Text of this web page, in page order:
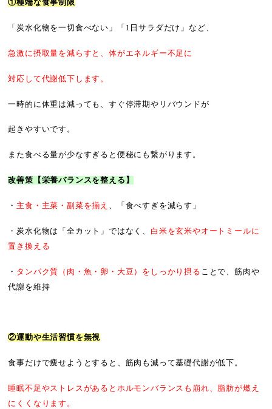
①極端な食事制限
「炭水化物を一切食べない」「1日サラダだけ」など、
急激に摂取量を減らすと、体がエネルギー不足に
対応して代謝低下します。
一時的に体重は減っても、すぐ停滞期やリバウンドが
起きやすいです。
また食べる量が少なすぎると便秘にも繋がります。
改善策 【栄養バランスを整える】
・ 主食・主菜・副菜を揃え 、「食べすぎを減らす」
・炭水化物は「全カット」ではなく、 白米を玄米やオートミールに
置き換える
・ タンパク質（肉・魚・卵・大豆）をしっかり摂る ことで、筋肉や
代謝を維持
②運動や生活習慣を無視
食事だけで痩せようとすると、筋肉も減って基礎代謝が低下。
睡眠不足やストレスがあるとホルモンバランスも崩れ、脂肪が燃え
にくくなります。